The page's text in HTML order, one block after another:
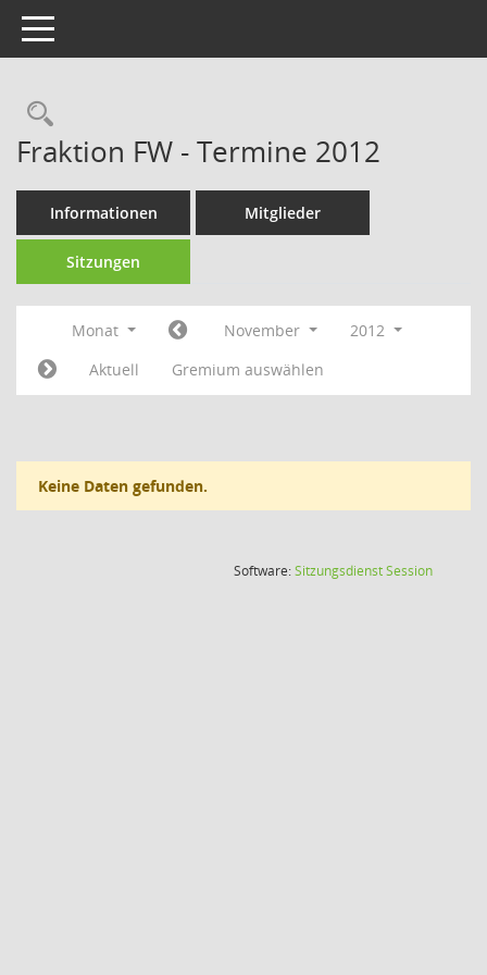
Toggle navigation
Fraktion FW - Termine 2012
Informationen Mitglieder
Sitzungen
Monat November
2012
Aktuell
Gremium auswählen
Keine Daten gefunden.
Software:SitzungsdienstSession(Wird in